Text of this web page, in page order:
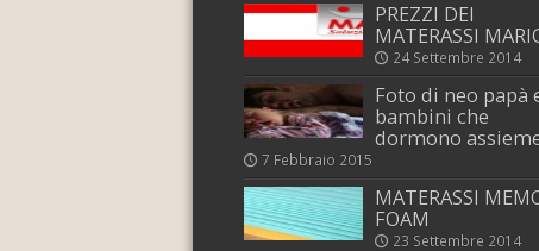
PREZZI DEI
MATERASSI
24 Settembre 2014
Foto di neo papà
bambini che
dormono
7 Febbraio 2015
MATERASSI
FOAM
23 Settembre 2014